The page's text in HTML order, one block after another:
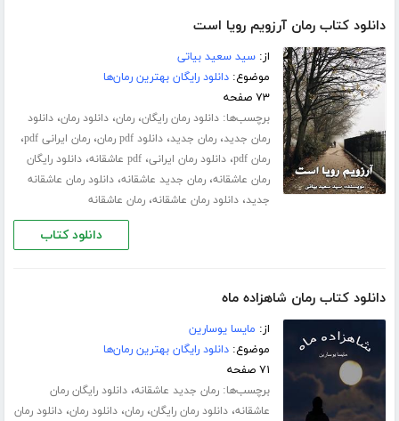
دانلود کتاب رمان آرزویم رویا است
از:سید سعید بیاتی
موضوع:دانلود رایگان بهترین رمان‌ها
۷۳ صفحه
برچسب‌ها:دانلود رمان رایگان،رمان،دانلود رمان،دانلود
رمان جدید،رمان جدید،دانلود pdf رمان ،رمان ایرانی pdf ،
رمان pdf ،دانلود رمان ایرانی،pdf عاشقانه ،دانلود رایگان
رمان عاشقانه،رمان جدید عاشقانه،دانلود رمان عاشقانه
جدید،دانلود رمان عاشقانه،رمان عاشقانه
دانلود کتاب
دانلود کتاب رمان شاهزاده ماه
از: مایسا یوسارین
موضوع:دانلود رایگان بهترین رمان‌ها
۷۱ صفحه
برچسب‌ها:رمان جدید عاشقانه،دانلود رایگان رمان
عاشقانه،دانلود رمان رایگان،رمان،دانلود رمان،دانلود رمان